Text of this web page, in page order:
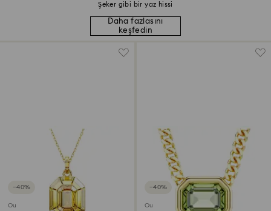
Şeker gibi bir yaz hissi
Daha fazlasını
keşfedin
−40%
Outlet
−40%
Outlet